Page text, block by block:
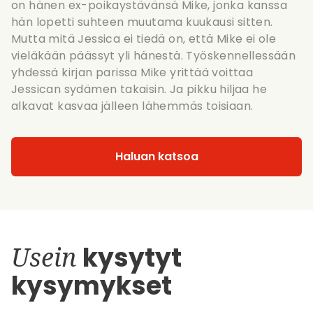
on hänen ex-poikaystävänsä Mike, jonka kanssa
hän lopetti suhteen muutama kuukausi sitten.
Mutta mitä Jessica ei tiedä on, että Mike ei ole
vieläkään päässyt yli hänestä. Työskennellessään
yhdessä kirjan parissa Mike yrittää voittaa
Jessican sydämen takaisin. Ja pikku hiljaa he
alkavat kasvaa jälleen lähemmäs toisiaan.
Haluan katsoa
Usein kysytyt
kysymykset